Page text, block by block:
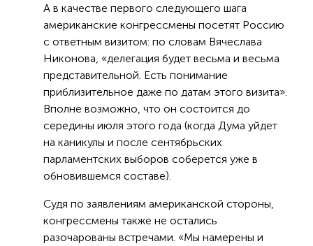
А в качестве первого следующего шага
американские конгрессмены посетят Россию
с ответным визитом: по словам Вячеслава
Никонова, «делегация будет весьма и весьма
представительной. Есть понимание
приблизительное даже по датам этого визита».
Вполне возможно, что он состоится до
середины июля этого года (когда Дума уйдет
на каникулы и после сентябрьских
парламентских выборов соберется уже в
обновившемся составе).
Судя по заявлениям американской стороны,
конгрессмены также не остались
разочарованы встречами. «Мы намерены и